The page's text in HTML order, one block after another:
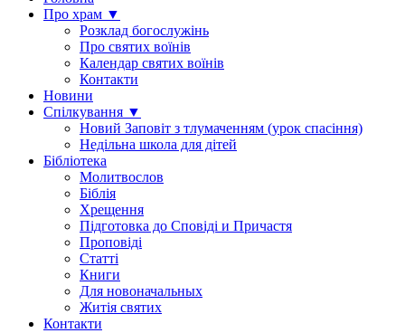
Про храм ▼
Розклад богослужінь
Про святих воїнів
Календар святих воїнів
Контакти
Новини
Спілкування ▼
Новий Заповіт з тлумаченням (урок спасіння)
Недільна школа для дітей
Бібліотека
Молитвослов
Біблія
Хрещення
Підготовка до Сповіді и Причастя
Проповіді
Статті
Книги
Для новоначальных
Житія святих
Контакти